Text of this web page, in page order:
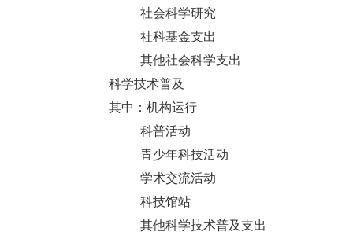
社会科学研究
社科基金支出
其他社会科学支出
科学技术普及
其中：机构运行
科普活动
青少年科技活动
学术交流活动
科技馆站
其他科学技术普及支出